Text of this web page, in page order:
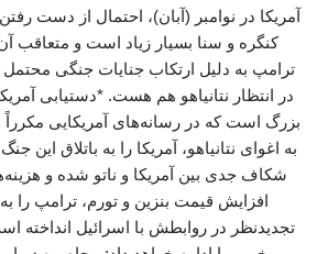
آمریکا در نوامبر (آبان)، احتمال از دست
کنگره و سنا بسیار زیاد است و متعاقب
ترامپ به دلیل ارتکاب جنایات جنگی
در انتظار نتانیاهو هم هست. *دستیابی
بزرگ است که در رسانه‌های آمریکایی
به اغوای نتانیاهو، آمریکا را به باتلاق این
شکاف جدی بین آمریکا و ناتو شده و
افزایش قیمت بنزین و تورم، ترامپ را
تجدیدنظر در روابطش با اسرائیل